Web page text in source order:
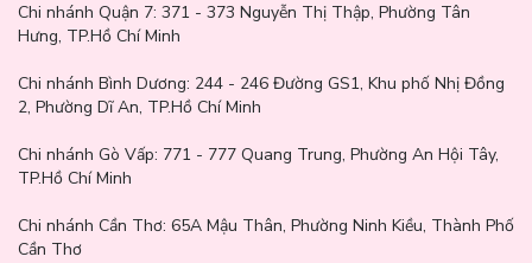
Chi nhánh Quận 7: 371 - 373 Nguyễn Thị Thập, Phường Tân
Hưng, TP.Hồ Chí Minh
Chi nhánh Bình Dương: 244 - 246 Đường GS1, Khu phố Nhị Đồng
2, Phường Dĩ An, TP.Hồ Chí Minh
Chi nhánh Gò Vấp: 771 - 777 Quang Trung, Phường An Hội Tây,
TP.Hồ Chí Minh
Chi nhánh Cần Thơ: 65A Mậu Thân, Phường Ninh Kiều, Thành Phố
Cần Thơ